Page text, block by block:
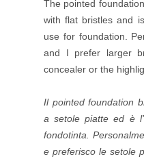
The pointed
with flat bristles and
use for foundation.
and I prefer larger
concealer or the
Il pointed foundation
a setole piatte ed è
fondotinta.
e preferisco le setole